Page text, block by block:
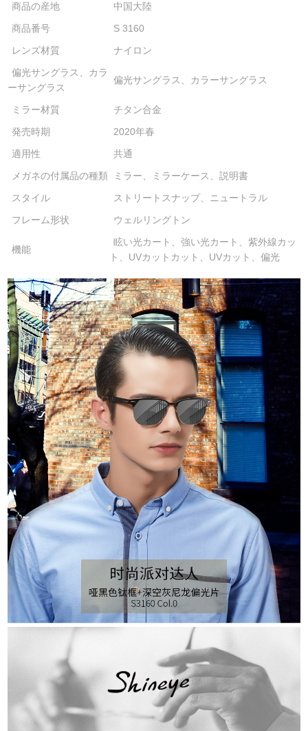
商品の産地
中国大陸
商品番号
S 3160
レンズ材質
ナイロン
偏光サングラス、カラ
ーサングラス
偏光サングラス、カラーサングラス
ミラー材質
チタン合金
発売時期
2020年春
適用性
共通
メガネの付属品の種類
ミラー、ミラーケース、説明書
スタイル
ストリートスナップ、ニュートラル
フレーム形状
ウェルリングトン
機能
眩い光カート、強い光カート、紫外線カッ
ト、UVカットカット、UVカット、偏光